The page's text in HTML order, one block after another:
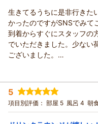
アップルおもてなし向上
中には、お誕生日やご結
るお客様もいらっしゃり
きることを楽しみにして
エミ様もお子様やお孫様
いましたら、事前にお知
ち申し上げております。
アップルおもてなし向上
青森のお宿 ホテルアップル
この度は、数あるお宿の
にありがとうございます。
青森県内は今年記録的な
お客様の中には旅行を断
そのような状況下に置か
もたん様には感謝の言葉
ございます。
りんご風呂と御食事に関
生きてるうちに是非行きた
かったのですがSNSでみて
到着からすぐにスタッフの
でいただきました。少ない
ございました。
貸切露天風呂、大浴場の両
が最高でした。優しく香る
のトロトロのお湯、久し
あり夫婦そろって癒されて
も結構あるのですが入浴後
宿泊時期： 2026年03月宿泊 (
投稿者： すももんさん
宿泊プラン： 【冬の超得キャン
付」～バイキング＜ダイニング
宿泊価格帯： 15,001～16,000円
5
項目別評価： 部屋 5 風呂 4 朝